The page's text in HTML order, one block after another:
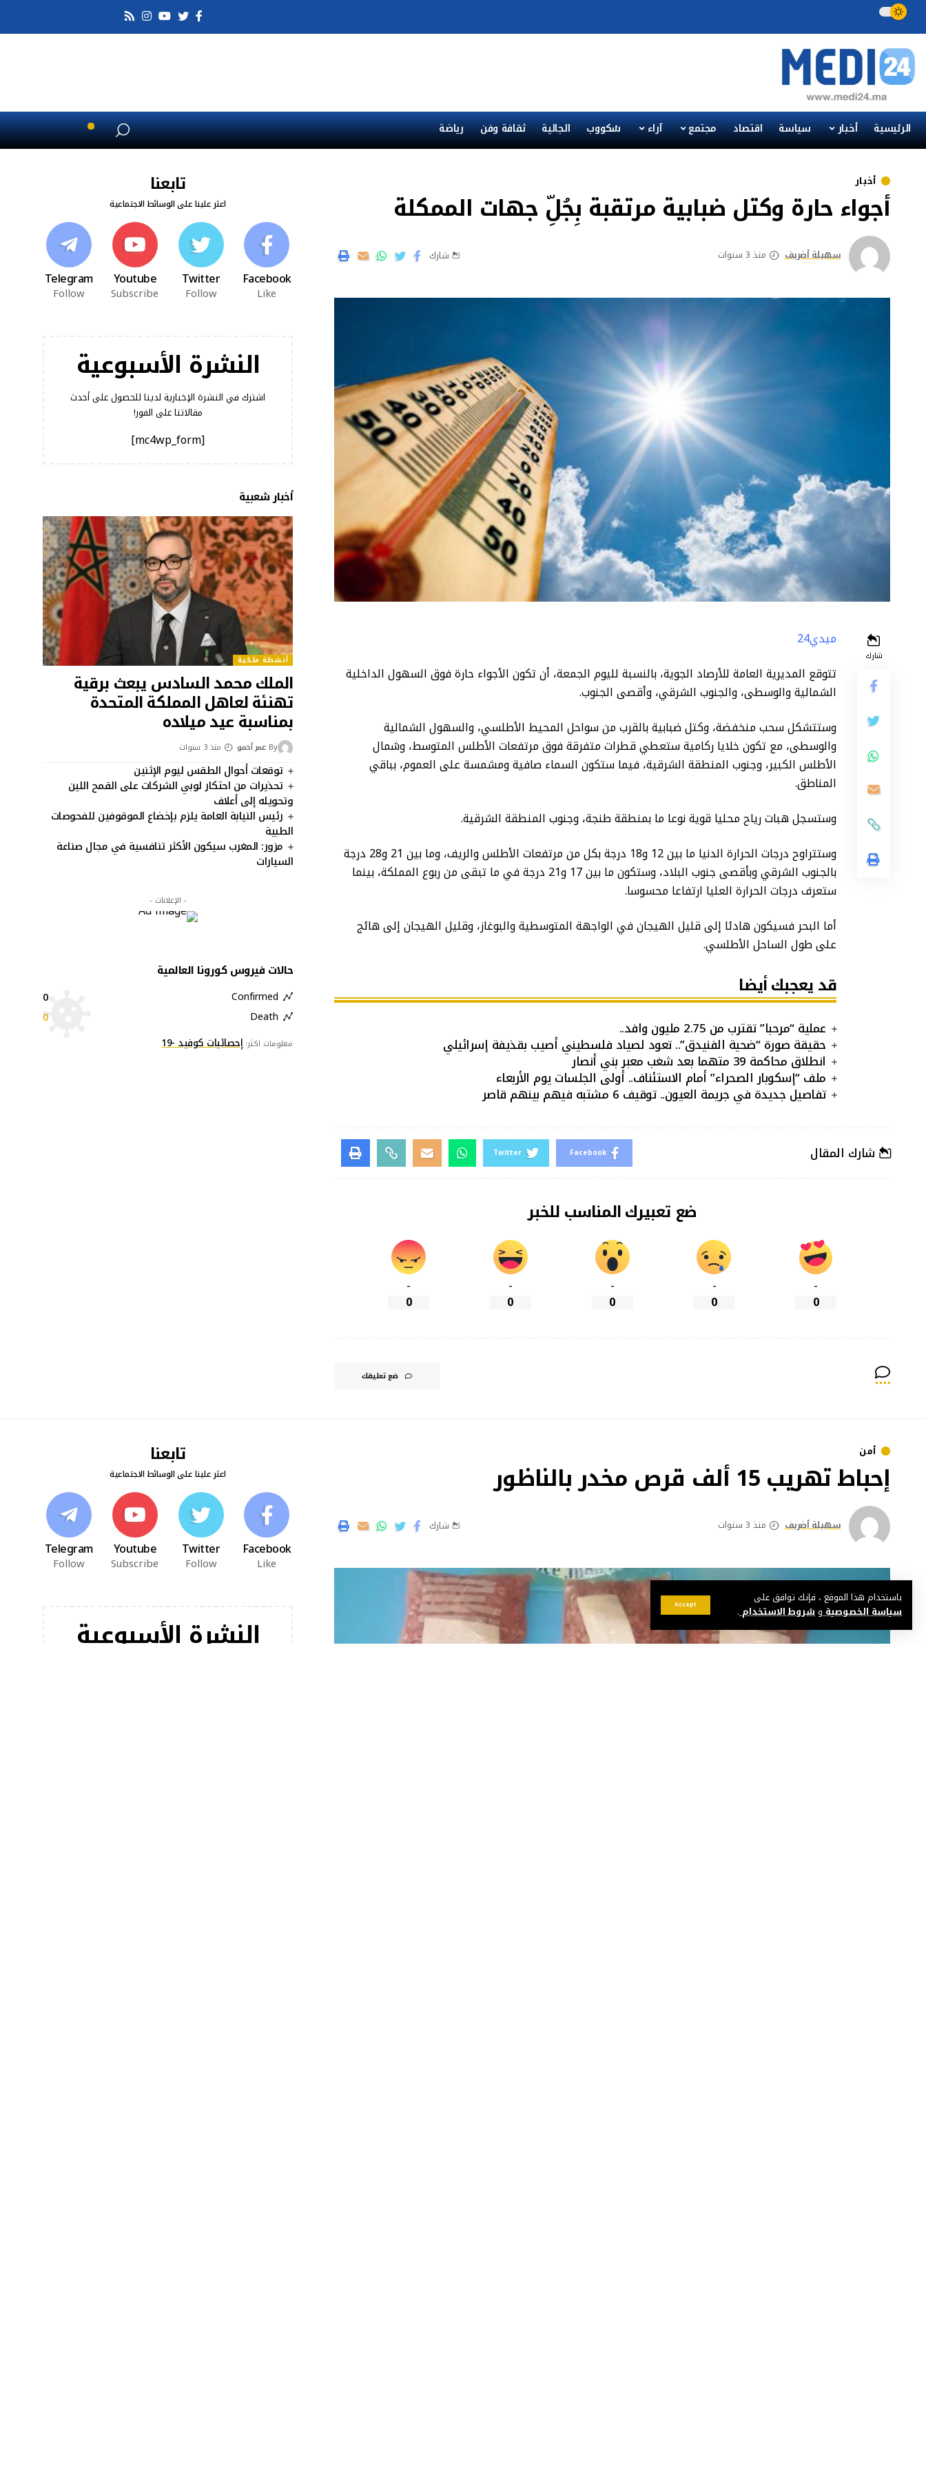
باستخدام هذا الموقع ، فإنك توافق على
سياسة الخصوصيةو شروط الاستخدام.
Accept
الرئيسية أخبار سياسة اقتصاد مجتمع آراء سْكووب الجالية ثقافة وفن رياضة
أخبار
أجواء حارة وكتل ضبابية مرتقبة بِجُلِّ جهات الممكلة
سهيلة أضريف منذ 3 سنوات شارك
شارك
ميدي24
تتوقع المديرية العامة للأرصاد الجوية، بالنسبة لليوم الجمعة، أن تكون الأجواء حارة فوق السهول الداخلية
الشمالية والوسطى، والجنوب الشرقي، وأقصى الجنوب.
وستتشكل سحب منخفضة، وكتل ضبابية بالقرب من سواحل المحيط الأطلسي، والسهول الشمالية
والوسطى، مع تكون خلايا ركامية ستعطي قطرات متفرقة فوق مرتفعات الأطلس المتوسط، وشمال
الأطلس الكبير، وجنوب المنطقة الشرقية، فيما ستكون السماء صافية ومشمسة على العموم، بباقي
المناطق.
وستسجل هبات رياح محليا قوية نوعا ما بمنطقة طنجة، وجنوب المنطقة الشرقية.
وستتراوح درجات الحرارة الدنيا ما بين 12 و18 درجة بكل من مرتفعات الأطلس والريف، وما بين 21 و28 درجة
بالجنوب الشرقي وبأقصى جنوب البلاد، وستكون ما بين 17 و21 درجة في ما تبقى من ربوع المملكة، بينما
ستعرف درجات الحرارة العليا ارتفاعا محسوسا.
أما البحر فسيكون هادئا إلى قليل الهيجان في الواجهة المتوسطية والبوغاز، وقليل الهيجان إلى هائج
على طول الساحل الأطلسي.
قد يعجبك أيضا
عملية “مرحبا” تقترب من 2.75 مليون وافد..
حقيقة صورة “ضحية الفنيدق”.. تعود لصياد فلسطيني أصيب بقذيفة إسرائيلي
انطلاق محاكمة 39 متهما بعد شغب معبر بني أنصار
ملف “إسكوبار الصحراء” أمام الاستئناف.. أولى الجلسات يوم الأربعاء
تفاصيل جديدة في جريمة العيون.. توقيف 6 مشتبه فيهم بينهم قاصر
شارك المقال Facebook
Twitter
ضع تعبيرك المناسب للخبر
-
0
-
0
-
0
-
0
-
0
ضع تعليقك
تابعنا
اعثر علينا على الوسائط الاجتماعية
Facebook
Like
Twitter
Follow
Youtube
Subscribe
Telegram
Follow
النشرة الأسبوعية
اشترك في النشرة الإخبارية لدينا للحصول على أحدث
مقالاتنا على الفور!
[mc4wp_form]
أخبار شعبية
أنشطة ملكية
الملك محمد السادس يبعث برقية
تهنئة لعاهل المملكة المتحدة
بمناسبة عيد ميلاده
By عمر أحمو منذ 3 سنوات
توقعات أحوال الطقس ليوم الإثنين
تحذيرات من احتكار لوبي الشركات على القمح اللين
وتحويله إلى أعلاف
رئيس النيابة العامة يلزم بإخضاع الموقوفين للفحوصات
الطبية
مزور: المغرب سيكون الأكثر تنافسية في مجال صناعة
السيارات
- الإعلانات -
حالات فيروس كورونا العالمية
Confirmed
0
Death
0
معلومات اكثر:إحصائيات كوفيد -19
أمن
إحباط تهريب 15 ألف قرص مخدر بالناظور
سهيلة أضريف منذ 3 سنوات شارك
تابعنا
اعثر علينا على الوسائط الاجتماعية
Facebook
Like
Twitter
Follow
Youtube
Subscribe
Telegram
Follow
النشرة الأسبوعية